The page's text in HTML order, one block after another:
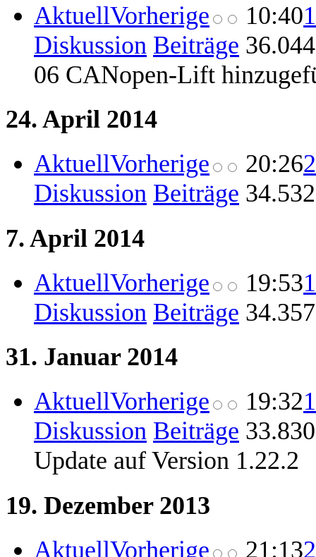
AktuellVorherige 10:40
Diskussion Beiträge
06 CANopen-Lift
24. April 2014
AktuellVorherige 20:26
Diskussion Beiträge
7. April 2014
AktuellVorherige 19:53
Diskussion Beiträge
31. Januar 2014
AktuellVorherige 19:32
Diskussion Beiträge
Update auf Version 1.22.2
19. Dezember 2013
AktuellVorherige 21:13